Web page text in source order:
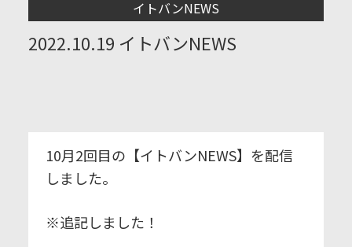
イトバンNEWS
2022.10.19 イトバンNEWS
10月2回目の【イトバンNEWS】を配信
しました。
※追記しました！